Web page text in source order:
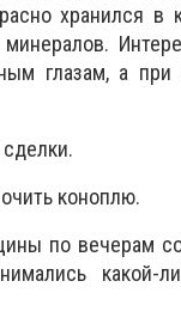
хранился в
глазам, а
коноплю.
по вечерам
какой-